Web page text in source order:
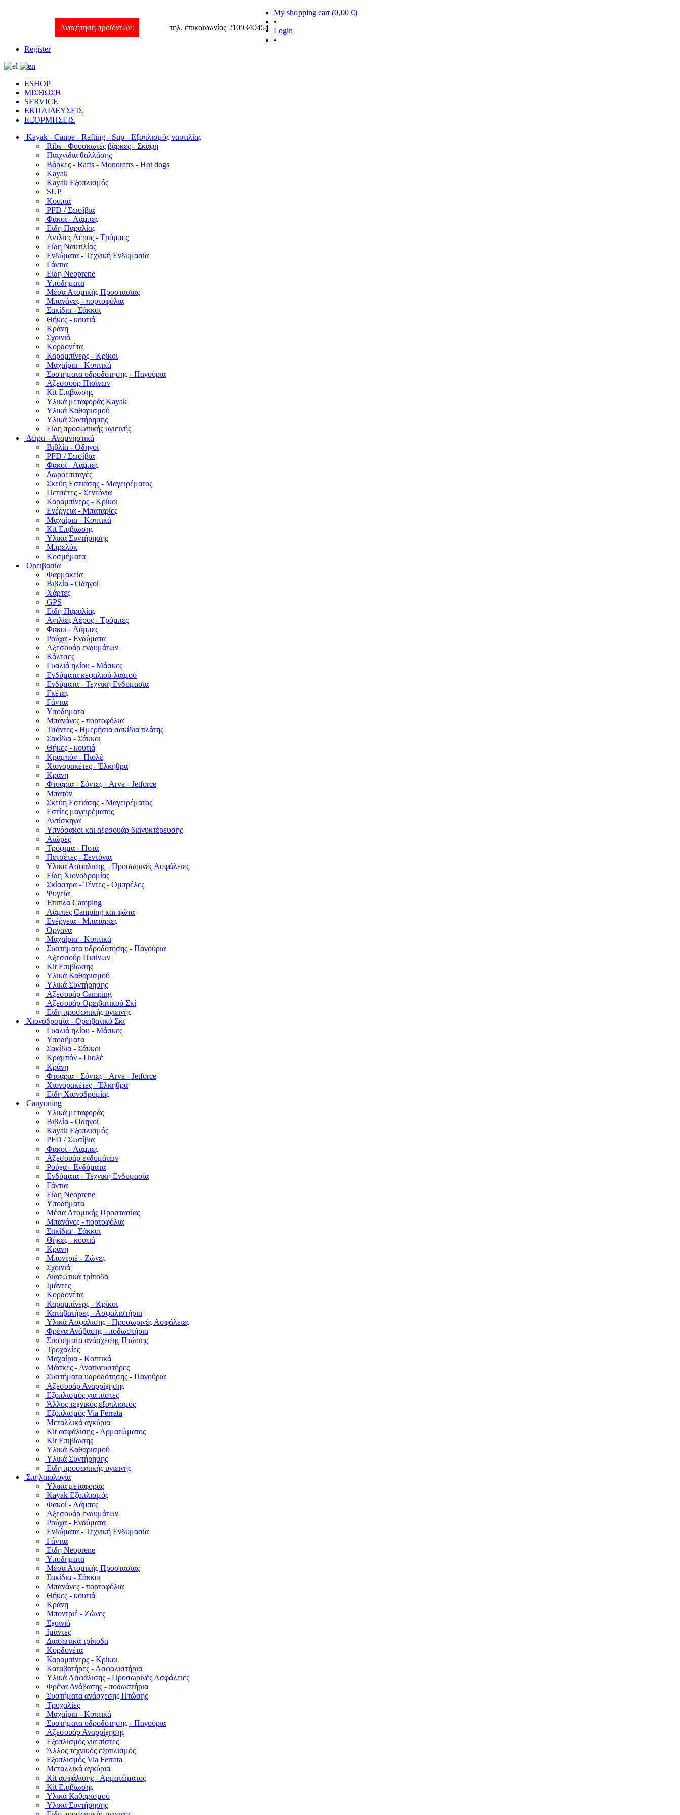
Αναζήτηση προϊόντων! τηλ. επικοινωνίας 2109340454
My shopping cart (0,00 €)
•
Login
•
Register
ESHOP
ΜΙΣΘΩΣΗ
SERVICE
ΕΚΠΑΙΔΕΥΣΕΙΣ
ΕΞΟΡΜΗΣΕΙΣ
Kayak - Canoe - Rafting - Sup - Εξοπλισμός ναυτιλίας
Ribs - Φουσκωτές βάρκες - Σκάφη
Παιχνίδια θαλλάσης
Βάρκες - Rafts - Monorafts - Hot dogs
Kayak
Kayak Εξοπλισμός
SUP
Κουπιά
PFD / Σωσίβια
Φακοί - Λάμπες
Είδη Παραλίας
Αντλίες Αέρος - Τρόμπες
Είδη Ναυτιλίας
Ενδύματα - Τεχνική Ενδυμασία
Γάντια
Είδη Neoprene
Υποδήματα
Μέσα Ατομικής Προστασίας
Μπανάνες - πορτοφόλια
Σακίδια - Σάκκοι
Θήκες - κουτιά
Κράνη
Σχοινιά
Κορδονέτα
Καραμπίνερς - Κρίκοι
Μαχαίρια - Κοπτικά
Συστήματα υδροδότησης - Παγούρια
Αξεσσούρ Πισίνων
Kit Επιβίωσης
Υλικά μεταφοράς Kayak
Υλικά Καθαρισμού
Υλικά Συντήρησης
Είδη προσωπικής υγιεινής
Δώρα - Αναμνηστικά
Βιβλία - Οδηγοί
PFD / Σωσίβια
Φακοί - Λάμπες
Δωροεπιταγές
Σκεύη Εστιάσης - Μαγειρέματος
Πετσέτες - Σεντόνια
Καραμπίνερς - Κρίκοι
Ενέργεια - Μπαταρίες
Μαχαίρια - Κοπτικά
Kit Επιβίωσης
Υλικά Συντήρησης
Μπρελόκ
Κοσμήματα
Ορειβασία
Φαρμακεία
Βιβλία - Οδηγοί
Χάρτες
GPS
Είδη Παραλίας
Αντλίες Αέρος - Τρόμπες
Φακοί - Λάμπες
Ρούχα - Ενδύματα
Αξεσουάρ ενδυμάτων
Κάλτσες
Γυαλιά ηλίου - Μάσκες
Ενδύματα κεφαλιού-λαιμού
Ενδύματα - Τεχνική Ενδυμασία
Γκέτες
Γάντια
Υποδήματα
Μπανάνες - πορτοφόλια
Τσάντες - Ημερήσια σακίδια πλάτης
Σακίδια - Σάκκοι
Θήκες - κουτιά
Κραμπόν - Πιολέ
Χιονορακέτες - Έλκηθρα
Κράνη
Φτυάρια - Σόντες - Arva - Jetforce
Μπατόν
Σκεύη Εστιάσης - Μαγειρέματος
Εστίες μαγειρέματος
Αντίσκηνα
Υπνόσακοι και αξεσουάρ διανυκτέρευσης
Αιώρες
Τρόφιμα - Ποτά
Πετσέτες - Σεντόνια
Υλικά Ασφάλισης - Προσωρινές Ασφάλειες
Είδη Χιονοδρομίας
Σκίαστρα - Τέντες - Ομπρέλες
Ψυγεία
Έπιπλα Camping
Λάμπες Camping και φώτα
Ενέργεια - Μπαταρίες
Όργανα
Μαχαίρια - Κοπτικά
Συστήματα υδροδότησης - Παγούρια
Αξεσσούρ Πισίνων
Kit Επιβίωσης
Υλικά Καθαρισμού
Υλικά Συντήρησης
Αξεσουάρ Camping
Αξεσουάρ Ορειβατικού Σκί
Είδη προσωπικής υγιεινής
Χιονοδρομία - Ορειβατικό Σκι
Γυαλιά ηλίου - Μάσκες
Υποδήματα
Σακίδια - Σάκκοι
Κραμπόν - Πιολέ
Κράνη
Φτυάρια - Σόντες - Arva - Jetforce
Χιονορακέτες - Έλκηθρα
Είδη Χιονοδρομίας
Canyoning
Υλικά μεταφοράς
Βιβλία - Οδηγοί
Kayak Εξοπλισμός
PFD / Σωσίβια
Φακοί - Λάμπες
Αξεσουάρ ενδυμάτων
Ρούχα - Ενδύματα
Ενδύματα - Τεχνική Ενδυμασία
Γάντια
Είδη Neoprene
Υποδήματα
Μέσα Ατομικής Προστασίας
Μπανάνες - πορτοφόλια
Σακίδια - Σάκκοι
Θήκες - κουτιά
Κράνη
Μποντριέ - Ζώνες
Σχοινιά
Διασωτικά τρίποδα
Ιμάντες
Κορδονέτα
Καραμπίνερς - Κρίκοι
Καταβατήρες - Ασφαλιστήρια
Υλικά Ασφάλισης - Προσωρινές Ασφάλειες
Φρένα Ανάβασης - ποδωστήρια
Συστήματα ανάσχεσης Πτώσης
Τροχαλίες
Μαχαίρια - Κοπτικά
Μάσκες - Αναπνευστήρες
Συστήματα υδροδότησης - Παγούρια
Αξεσουάρ Αναρρίχησης
Εξοπλισμός για πίστες
Άλλος τεχνικός εξοπλισμός
Εξοπλισμός Via Ferrata
Μεταλλικά αγκύρια
Kit ασφάλισης - Αρματώματος
Kit Επιβίωσης
Υλικά Καθαρισμού
Υλικά Συντήρησης
Είδη προσωπικής υγιεινής
Σπηλαιολογία
Υλικά μεταφοράς
Kayak Εξοπλισμός
Φακοί - Λάμπες
Αξεσουάρ ενδυμάτων
Ρούχα - Ενδύματα
Ενδύματα - Τεχνική Ενδυμασία
Γάντια
Είδη Neoprene
Υποδήματα
Μέσα Ατομικής Προστασίας
Σακίδια - Σάκκοι
Μπανάνες - πορτοφόλια
Θήκες - κουτιά
Κράνη
Μποντριέ - Ζώνες
Σχοινιά
Ιμάντες
Διασωτικά τρίποδα
Κορδονέτα
Καραμπίνερς - Κρίκοι
Καταβατήρες - Ασφαλιστήρια
Υλικά Ασφάλισης - Προσωρινές Ασφάλειες
Φρένα Ανάβασης - ποδωστήρια
Συστήματα ανάσχεσης Πτώσης
Τροχαλίες
Μαχαίρια - Κοπτικά
Συστήματα υδροδότησης - Παγούρια
Αξεσουάρ Αναρρίχησης
Εξοπλισμός για πίστες
Άλλος τεχνικός εξοπλισμός
Εξοπλισμός Via Ferrata
Μεταλλικά αγκύρια
Kit ασφάλισης - Αρματώματος
Kit Επιβίωσης
Υλικά Καθαρισμού
Υλικά Συντήρησης